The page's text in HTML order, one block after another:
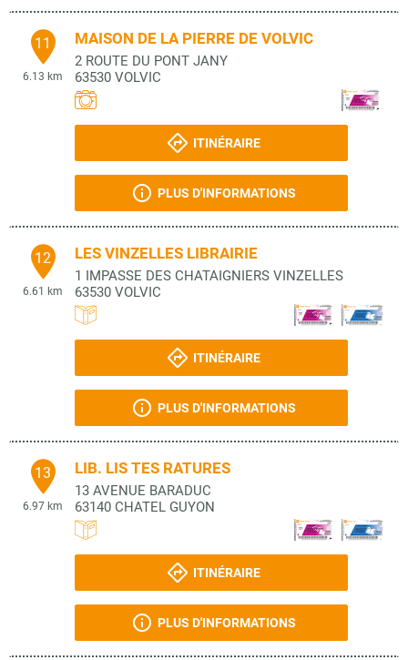
11
6.13 km
MAISON DE LA PIERRE DE VOLVIC
2 ROUTE DU PONT JANY
63530 VOLVIC
ITINÉRAIRE
PLUS D'INFORMATIONS
12
6.61 km
LES VINZELLES LIBRAIRIE
1 IMPASSE DES CHATAIGNIERS VINZELLES
63530 VOLVIC
ITINÉRAIRE
PLUS D'INFORMATIONS
13
6.97 km
LIB. LIS TES RATURES
13 AVENUE BARADUC
63140 CHATEL GUYON
ITINÉRAIRE
PLUS D'INFORMATIONS